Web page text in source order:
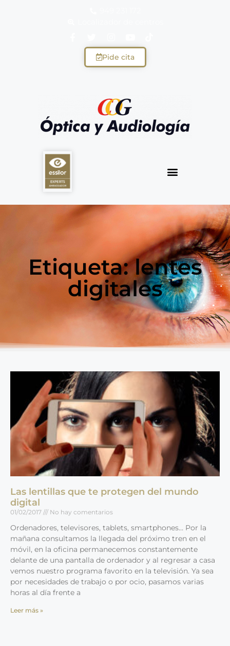
Pide cita
Etiqueta: lentes
digitales
Las lentillas que te protegen del mundo
digital
01/02/2017 No hay comentarios
Ordenadores, televisores, tablets, smartphones… Por la
mañana consultamos la llegada del próximo tren en el
móvil, en la oficina permanecemos constantemente
delante de una pantalla de ordenador y al regresar a casa
vemos nuestro programa favorito en la televisión. Ya sea
por necesidades de trabajo o por ocio, pasamos varias
horas al día frente a
Leer más »